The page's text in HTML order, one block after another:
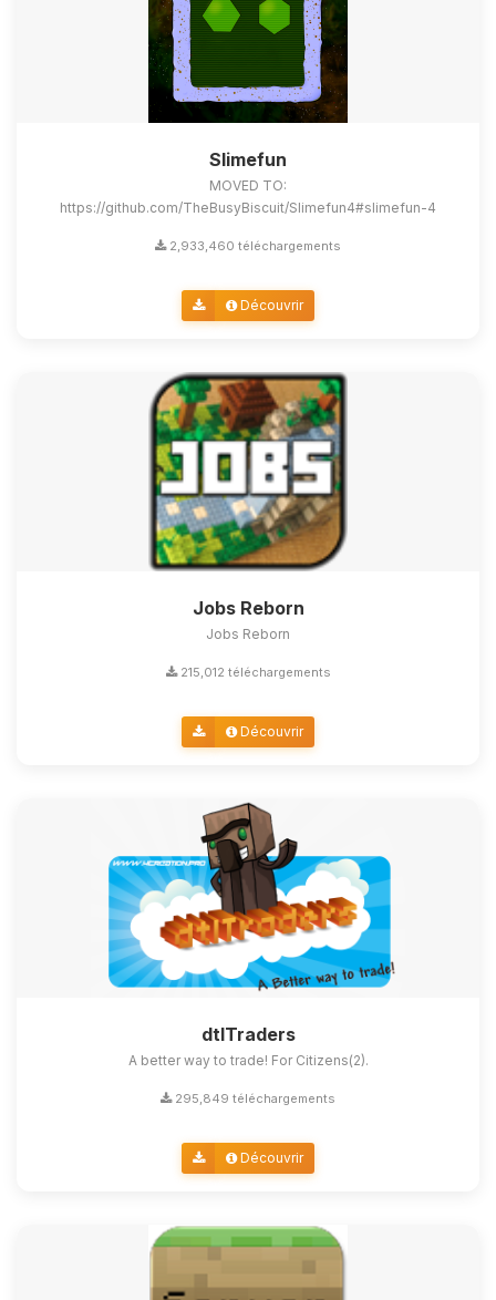
Slimefun
MOVED TO:
https://github.com/TheBusyBiscuit/Slimefun4#slimefun-4
2,933,460 téléchargements
Découvrir
Jobs Reborn
Jobs Reborn
215,012 téléchargements
Découvrir
dtlTraders
A better way to trade! For Citizens(2).
295,849 téléchargements
Découvrir